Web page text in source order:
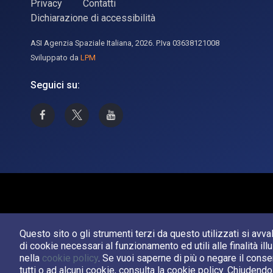
Questo sito o gli strumenti terzi da questo utilizzati si
di cookie necessari al funzionamento ed utili alle finalità
nella cookie policy. Se vuoi saperne di più o negare il
tutti o ad alcuni cookie, consulta la cookie policy.
Privacy
Contatti
Dichiarazione di accessibilità
ASI Agenzia Spaziale Italiana, 2026. P.Iva 03638121008
Sviluppato da LPM
Seguici su:
Asi su Facebook
Asi su XCanale Asi su YouTube